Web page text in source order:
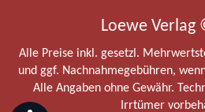
Loewe Verlag
Alle Preise inkl. gesetzl.
und ggf. Nachnahmegebühren,
Alle Angaben ohne Gewähr.
Irrtümer